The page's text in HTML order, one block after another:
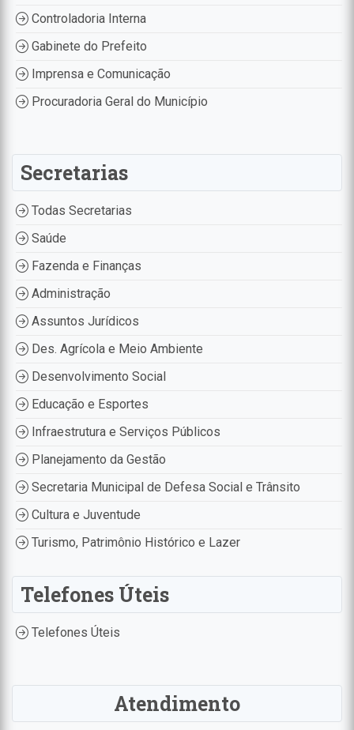
Controladoria Interna
Gabinete do Prefeito
Imprensa e Comunicação
Procuradoria Geral do Município
Secretarias
Todas Secretarias
Saúde
Fazenda e Finanças
Administração
Assuntos Jurídicos
Des. Agrícola e Meio Ambiente
Desenvolvimento Social
Educação e Esportes
Infraestrutura e Serviços Públicos
Planejamento da Gestão
Secretaria Municipal de Defesa Social e Trânsito
Cultura e Juventude
Turismo, Patrimônio Histórico e Lazer
Telefones Úteis
Telefones Úteis
Atendimento